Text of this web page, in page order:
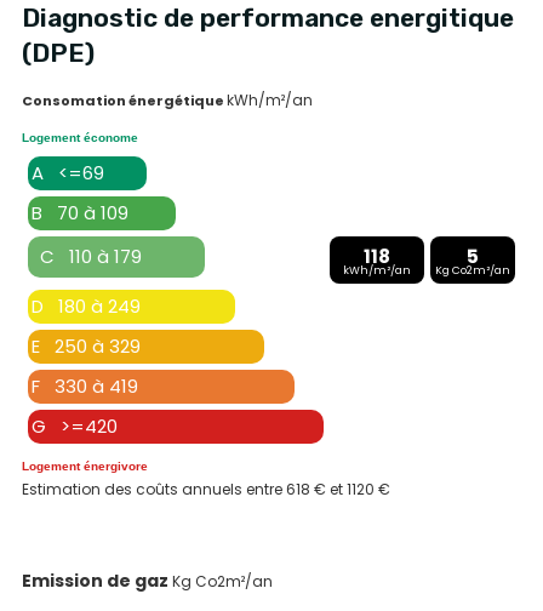
Diagnostic de performance energitique
(DPE)
Consomation énergétiquekWh/m²/an
Logement économe
A <=69
B 70 à 109
C 110 à 179
118
kWh/m²/an
5
Kg Co2m²/an
D 180 à 249
E 250 à 329
F 330 à 419
G >=420
Logement énergivore
Estimation des coûts annuels entre 618 € et 1120 €
Emission de gaz Kg Co2m²/an